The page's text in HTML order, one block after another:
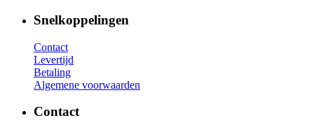
Snelkoppelingen
Contact
Levertijd
Betaling
Algemene voorwaarden
Contact